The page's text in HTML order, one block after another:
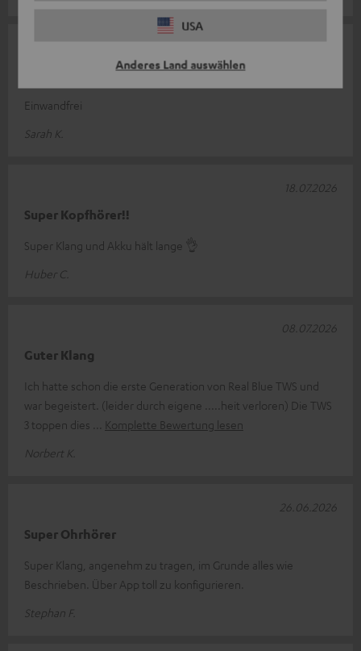
USA
Anderes Land auswählen
Einwandfrei
Sarah K.
Super Kopfhörer!!
Super Klang und Akku hält lange 👌
Huber C.
18.07.2026
Guter Klang
Ich hatte schon die erste Generation von Real Blue TWS und
war begeistert. (leider durch eigene .....heit verloren) Die TWS
3 toppen dies
Komplette Bewertung lesen
Norbert K.
08.07.2026
Super Ohrhörer
Super Klang, angenehm zu tragen, im Grunde alles wie
Beschrieben. Über App toll zu konfigurieren.
Stephan F.
26.06.2026